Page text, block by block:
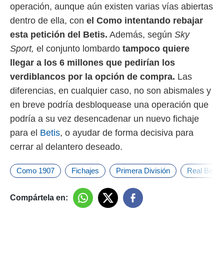
e
mediante
publicidad
publicidad
de
1199
operación, aunque aún existen varias vías abiertas
dentro de ella, con el Como intentando rebajar
esta petición del Betis. Además, según Sky
Sport, el conjunto lombardo tampoco quiere
llegar a los 6 millones que pedirían los
verdiblancos por la opción de compra. Las
diferencias, en cualquier caso, no son abismales y
en breve podría desbloquease una operación que
podría a su vez desencadenar un nuevo fichaje
para el Betis, o ayudar de forma decisiva para
cerrar al delantero deseado.
Como 1907 Fichajes Primera División Real Betis
Compártela en: